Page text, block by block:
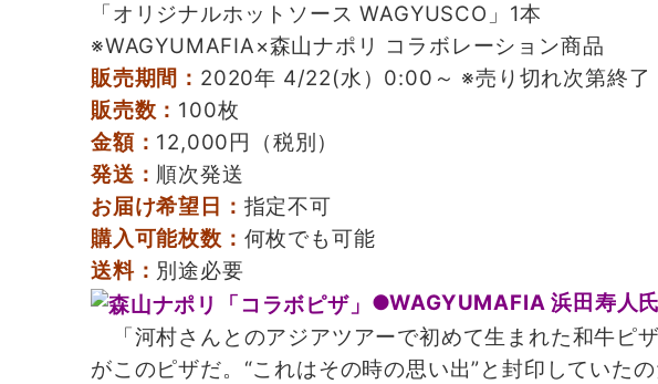
「オリジナルホットソース WAGYUSCO」1本
※WAGYUMAFIA×森山ナポリ コラボレーション商品
販売期間： 2020年 4/22(水）0:00～ ※売り切れ次第終了
販売数： 100枚
金額： 12,000円（税別）
発送： 順次発送
お届け希望日： 指定不可
購入可能枚数： 何枚でも可能
送料： 別途必要
●WAGYUMAFIA 浜田寿人
「河村さんとのアジアツアーで初めて生まれた和牛ピ
がこのピザだ。“これはその時の思い出”と封印していた